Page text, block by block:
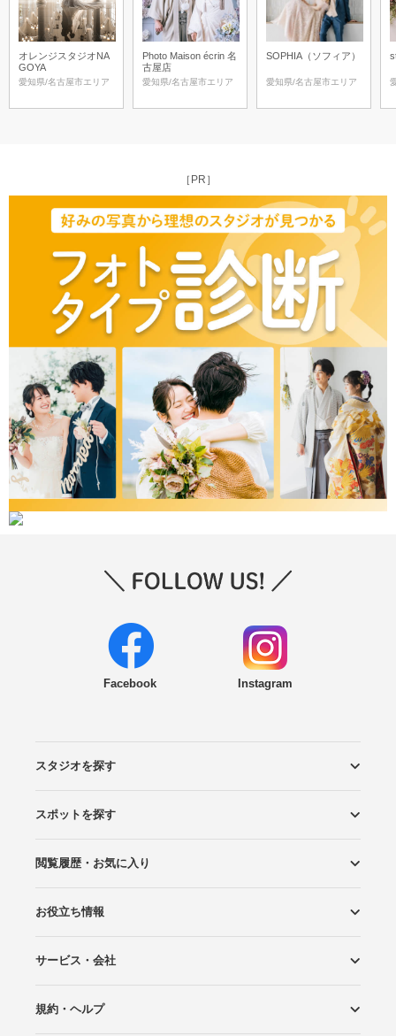
オレンジスタジオNA
GOYA
愛知県/名古屋市エリア
Photo Maison écrin 名
古屋店
愛知県/名古屋市エリア
SOPHIA（ソフィア）
愛知県/名古屋市エリア
［PR］
Facebook Instagram
スタジオを探す
エリアから探す
こだわりから探す
NEW PHOTO STYLE
プランから探す
フォトタイプ診断
フォトグラファーから探す
国内リゾートから探す
スポットを探す
ロケーションから探す
スタジオから探す
閲覧履歴・お気に入り
閲覧スタジオ
お気に入り
お役立ち情報
Wedding Photo マガジン
はじめてガイド
サービス・会社
Photoraitとは
スタジオの掲載について
お問い合わせ
運営会社
サイトマップ
規約・ヘルプ